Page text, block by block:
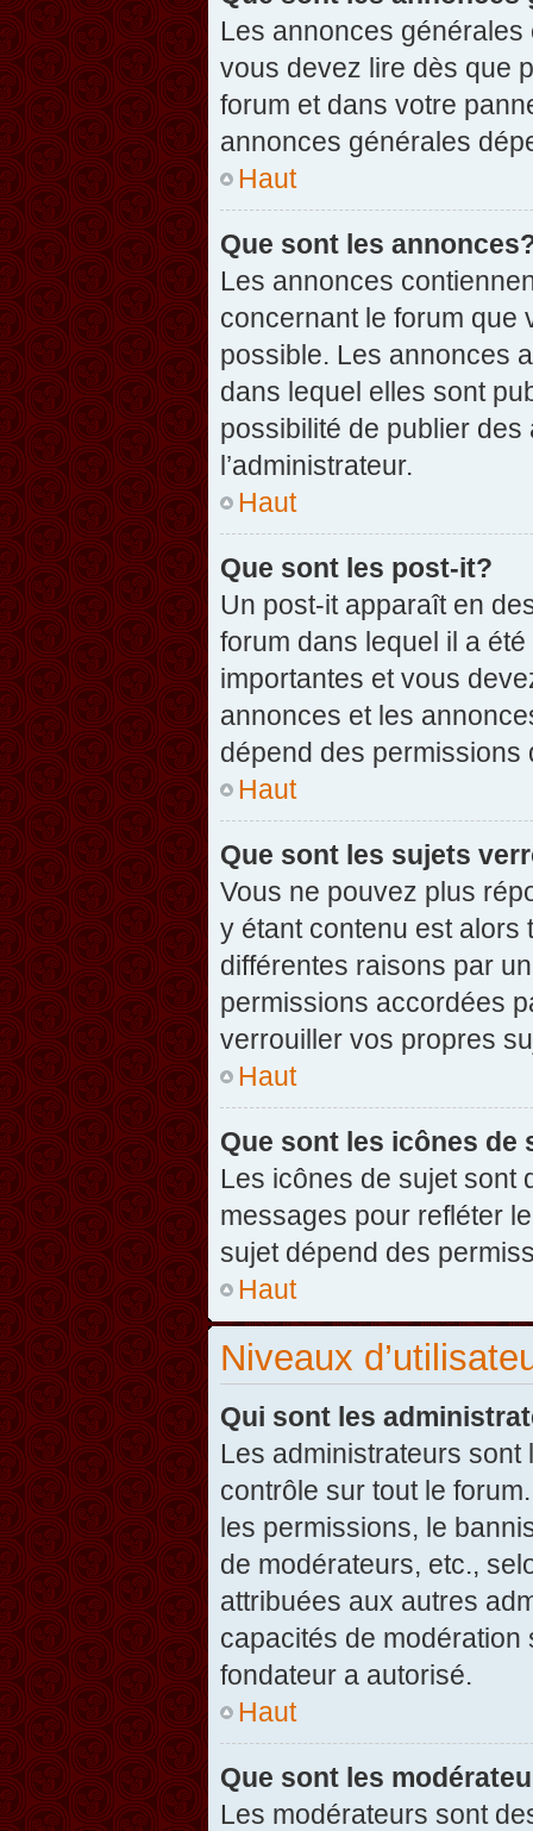
Les annonces
vous devez lire dès que
forum et dans votre
annonces générales
Haut
Que sont les
Les annonces
concernant le forum que
possible. Les annonces
dans lequel elles sont
possibilité de publier
l’administrateur.
Haut
Que sont les post-it?
Un post-it apparaît en
forum dans lequel il a
importantes et vous
annonces et les
dépend des permissions
Haut
Que sont les sujets
Vous ne pouvez plus
y étant contenu est alors
différentes raisons par
permissions accordées
verrouiller vos propres
Haut
Que sont les icônes de
Les icônes de sujet sont
messages pour refléter
sujet dépend des
Haut
Niveaux
Qui sont les
Les administrateurs
contrôle sur tout le
les permissions, le
de modérateurs, etc.,
attribuées aux autres
capacités de modération
fondateur a autorisé.
Haut
Que sont les
Les modérateurs sont